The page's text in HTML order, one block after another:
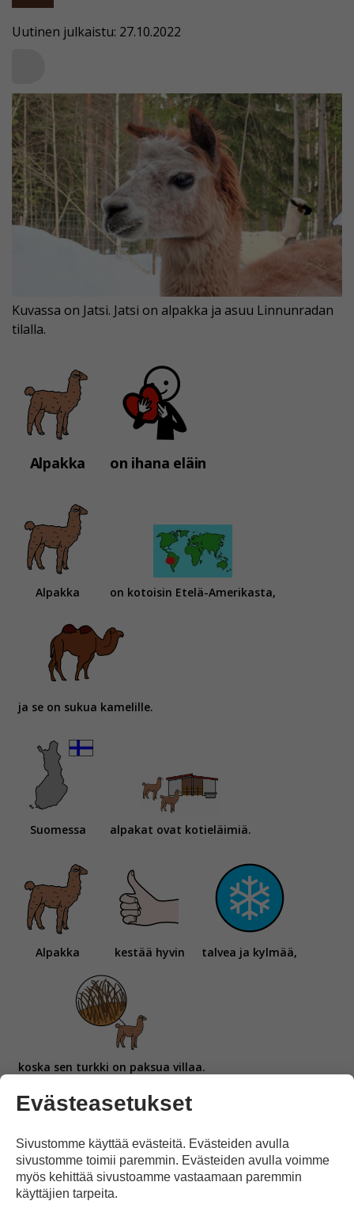
Uutinen julkaistu: 27.10.2022
Alpakka on ihana eläin
Kuvassa on Jatsi. Jatsi on alpakka ja asuu Linnunradan
tilalla.
Alpakka on kotoisin Etelä-Amerikasta,
ja se on sukua kamelille.
Suomessa alpakat ovat kotieläimiä.
Alpakka kestää hyvin talvea ja kylmää,
koska sen turkki on paksua villaa.
Alpakan villan voi leikata,
Evästeasetukset
Sivustomme käyttää evästeitä. Evästeiden avulla
sivustomme toimii paremmin. Evästeiden avulla voimme
myös kehittää sivustoamme vastaamaan paremmin
käyttäjien tarpeita.